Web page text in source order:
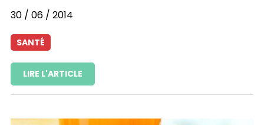
30 / 06 / 2014
SANTÉ
LIRE L'ARTICLE